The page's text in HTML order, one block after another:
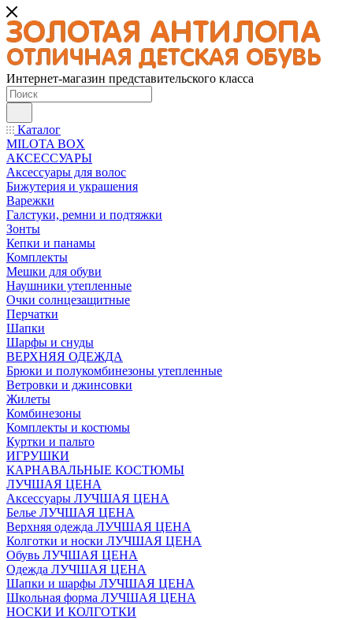
Интернет-магазин представительского класса
Каталог
MILOTA BOX
АКСЕССУАРЫ
Аксессуары для волос
Бижутерия и украшения
Варежки
Галстуки, ремни и подтяжки
Зонты
Кепки и панамы
Комплекты
Мешки для обуви
Наушники утепленные
Очки солнцезащитные
Перчатки
Шапки
Шарфы и снуды
ВЕРХНЯЯ ОДЕЖДА
Брюки и полукомбинезоны утепленные
Ветровки и джинсовки
Жилеты
Комбинезоны
Комплекты и костюмы
Куртки и пальто
ИГРУШКИ
КАРНАВАЛЬНЫЕ КОСТЮМЫ
ЛУЧШАЯ ЦЕНА
Аксессуары ЛУЧШАЯ ЦЕНА
Белье ЛУЧШАЯ ЦЕНА
Верхняя одежда ЛУЧШАЯ ЦЕНА
Колготки и носки ЛУЧШАЯ ЦЕНА
Обувь ЛУЧШАЯ ЦЕНА
Одежда ЛУЧШАЯ ЦЕНА
Шапки и шарфы ЛУЧШАЯ ЦЕНА
Школьная форма ЛУЧШАЯ ЦЕНА
НОСКИ И КОЛГОТКИ